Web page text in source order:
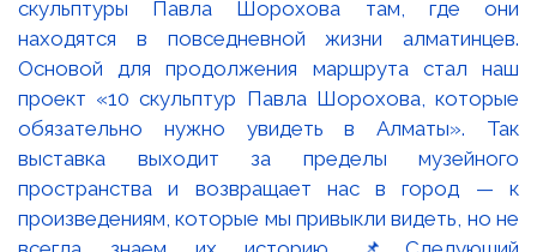
скульптуры Павла Шорохова там, где они
находятся в повседневной жизни алматинцев.
Основой для продолжения маршрута стал наш
проект «10 скульптур Павла Шорохова, которые
обязательно нужно увидеть в Алматы». Так
выставка выходит за пределы музейного
пространства и возвращает нас в город — к
произведениям, которые мы привыкли видеть, но не